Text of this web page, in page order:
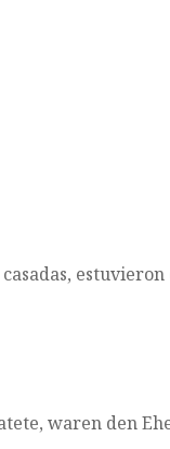
estuvieron
waren den